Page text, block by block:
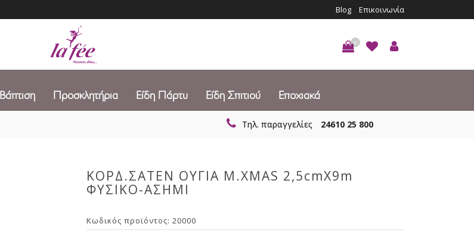
Blog Επικοινωνία
0
Βάπτιση Προσκλητήρια Είδη Πάρτυ Είδη Σπιτιού Εποχιακά
Τηλ. παραγγελίες 24610 25 800
ΚΟΡΔ.ΣΑΤΕΝ ΟΥΓΙΑ M.XMAS 2,5cmX9m
ΦΥΣΙΚΟ-ΑΣΗΜΙ
Κωδικός προϊόντος:20000